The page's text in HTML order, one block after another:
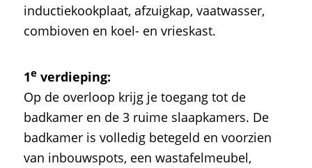
inductiekookplaat, afzuigkap, vaatwasser,
combioven en koel- en vrieskast.
1everdieping:
Op de overloop krijg je toegang tot de
badkamer en de 3 ruime slaapkamers. De
badkamer is volledig betegeld en voorzien
van inbouwspots, een wastafelmeubel,